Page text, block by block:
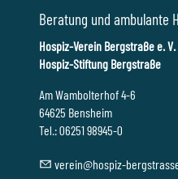
Beratung und ambulante
Hospiz-Verein Bergstraße e. V.
Hospiz-Stiftung Bergstraße
Am Wambolterhof 4-6
64625 Bensheim
Tel.: 06251 98945-0
v r n h sp z-b rgstr ss